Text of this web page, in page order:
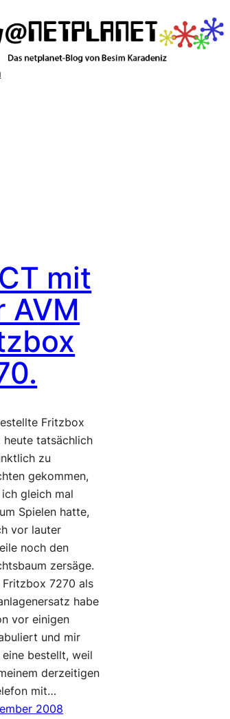
mit
AVM
Fritzbox
heute tatsächlich
zu
gekommen,
gleich mal
Spielen hatte,
vor lauter
noch den
zersäge.
Fritzbox 7270 als
habe
vor einigen
und mir
eine bestellt, weil
derzeitigen
mit…
2008